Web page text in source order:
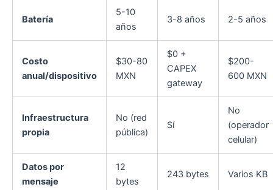
Batería
5-10
años
3-8 años 2-5 años
Costo
anual/dispositivo
$30-80
MXN
$0 +
CAPEX
gateway
$200-
600 MXN
Infraestructura
propia
No (red
pública)
Sí
No
(operador
celular)
Datos por
mensaje
12
bytes
243 bytes Varios KB